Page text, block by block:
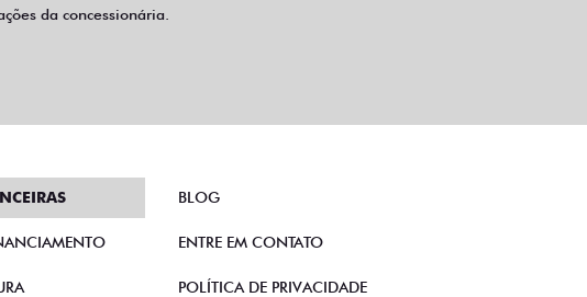
da concessionária.
BLOG
ENTRE EM CONTATO
POLÍTICA DE PRIVACIDADE